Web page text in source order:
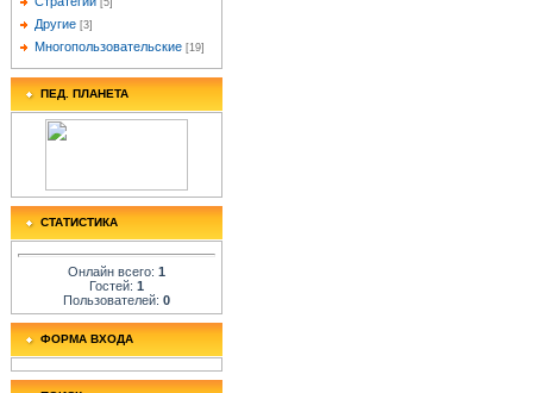
[5]
Другие [3]
Многопользовательские [19]
ПЕД. ПЛАНЕТА
СТАТИСТИКА
Онлайн всего: 1
Гостей: 1
Пользователей: 0
ФОРМА ВХОДА